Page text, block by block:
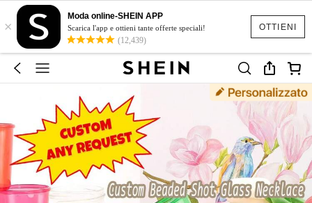
OTTIENI
×
Moda online-SHEIN APP
Scarica l'app e ottieni tante offerte speciali!
(12,439)